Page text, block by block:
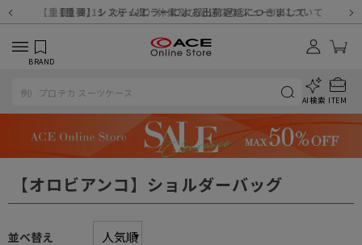
【重要】システムエラーによる出荷遅延につきまして
【重要】8/11（火・祝）休業及び配送スケジュールについて
【重要】令和８年熊本地震に伴う配送への影響について
【重要】納品書・領収書ペーパーレス化（電子化）のお知らせ
【重要】天候不良や交通状況・物量増等に伴う配送への影響について
【重要】悪質な詐欺サイトにご注意ください
【重要】各種メールが届かない場合に関しまして
【重要】お問い合わせのご対応に関しまして
【重要】SNSのなりすまし詐欺にご注意ください
BRAND
AI検索 ITEM
【オロビアンコ】ショルダーバッグ
並べ替え